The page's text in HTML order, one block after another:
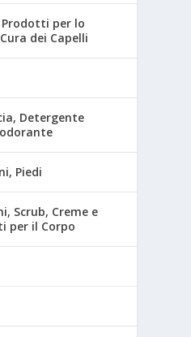
Prodotti per lo
dei Capelli
Detergente
Piedi
Scrub, Creme e
per il Corpo